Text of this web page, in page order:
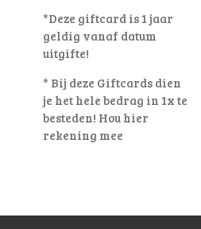
*Deze giftcard is 1 jaar
geldig vanaf datum
uitgifte!
* Bij deze Giftcards dien
je het hele bedrag in 1x te
besteden! Hou hier
rekening mee